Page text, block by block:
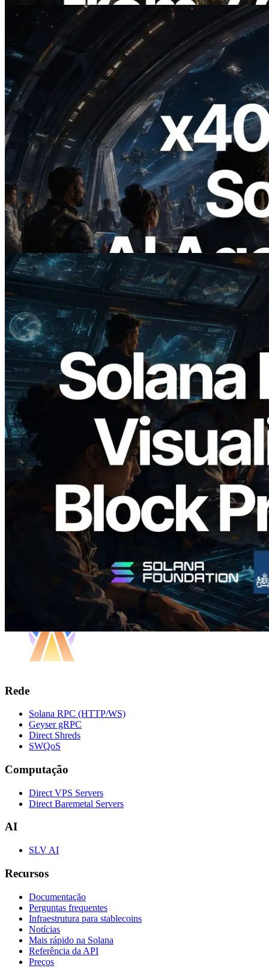
2026.07.04
ERPC lança Solana RPC com suporte a
x402 — A era em que agentes de IA
pagam sob demanda pelas APIs de que
precisam
Ler este artigo
2026.05.24
Validators Solutions lança Solana Block
Analyzer — Visualizando o tempo de
produção de bloco por slot e o validador
responsável
Rede
Solana RPC (HTTP/WS)
Geyser gRPC
Direct Shreds
SWQoS
Computação
Direct VPS Servers
Direct Baremetal Servers
AI
SLV AI
Recursos
Documentação
Perguntas frequentes
Infraestrutura para stablecoins
Notícias
Mais rápido na Solana
Referência da API
Preços